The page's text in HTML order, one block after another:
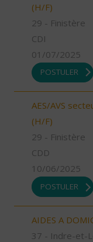
(H/F)
29 - Finistère
CDI
01/07/2025
POSTULER
AES/AVS
(H/F)
29 - Finistère
CDD
10/06/2025
POSTULER
AIDES A
37 - Indre-et-